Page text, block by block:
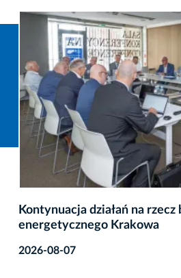
Kontynuacja działań na
energetycznego Krakowa
2026-08-07